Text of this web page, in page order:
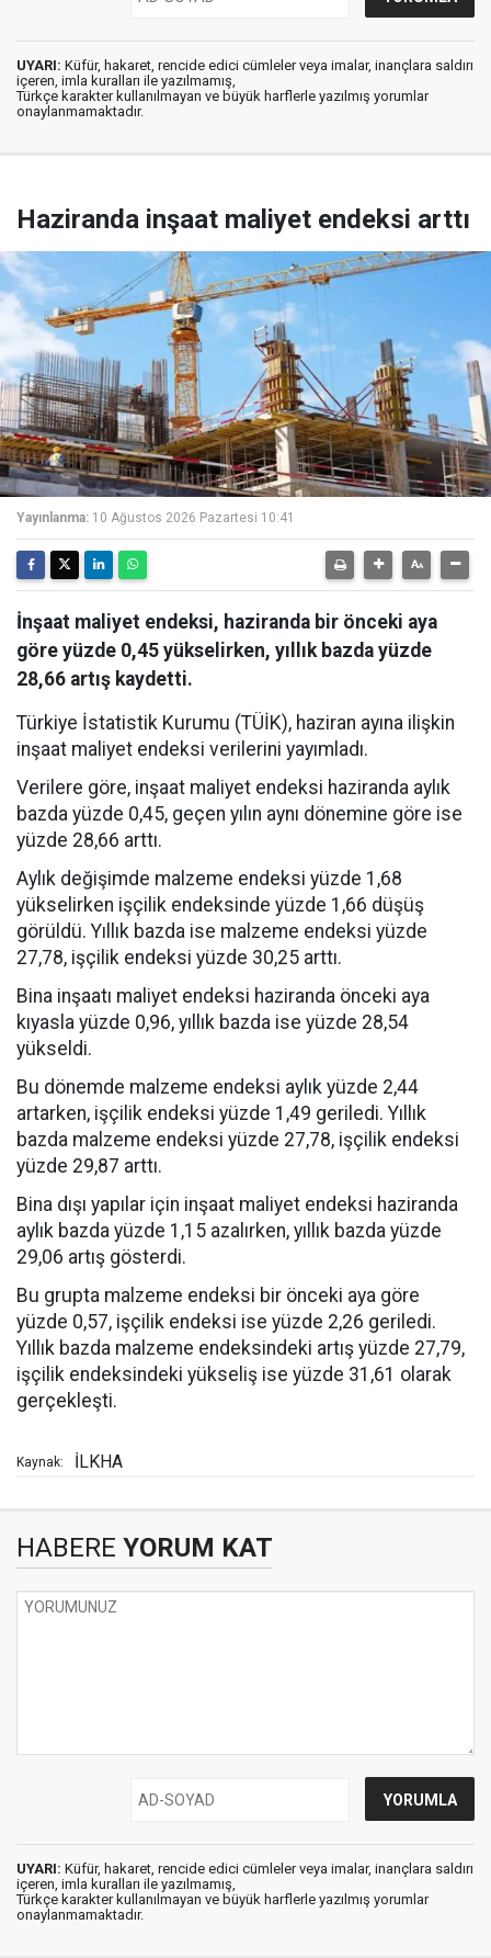
UYARI: Küfür, hakaret, rencide edici cümleler veya imalar, inançlara saldırı
içeren, imla kuralları ile yazılmamış,
Türkçe karakter kullanılmayan ve büyük harflerle yazılmış yorumlar
onaylanmamaktadır.
Haziranda inşaat maliyet endeksi arttı
Yayınlanma: 10 Ağustos 2026 Pazartesi 10:41
İnşaat maliyet endeksi, haziranda bir önceki aya
göre yüzde 0,45 yükselirken, yıllık bazda yüzde
28,66 artış kaydetti.
Türkiye İstatistik Kurumu (TÜİK), haziran ayına ilişkin
inşaat maliyet endeksi verilerini yayımladı.
Verilere göre, inşaat maliyet endeksi haziranda aylık
bazda yüzde 0,45, geçen yılın aynı dönemine göre ise
yüzde 28,66 arttı.
Aylık değişimde malzeme endeksi yüzde 1,68
yükselirken işçilik endeksinde yüzde 1,66 düşüş
görüldü. Yıllık bazda ise malzeme endeksi yüzde
27,78, işçilik endeksi yüzde 30,25 arttı.
Bina inşaatı maliyet endeksi haziranda önceki aya
kıyasla yüzde 0,96, yıllık bazda ise yüzde 28,54
yükseldi.
Bu dönemde malzeme endeksi aylık yüzde 2,44
artarken, işçilik endeksi yüzde 1,49 geriledi. Yıllık
bazda malzeme endeksi yüzde 27,78, işçilik endeksi
yüzde 29,87 arttı.
Bina dışı yapılar için inşaat maliyet endeksi haziranda
aylık bazda yüzde 1,15 azalırken, yıllık bazda yüzde
29,06 artış gösterdi.
Bu grupta malzeme endeksi bir önceki aya göre
yüzde 0,57, işçilik endeksi ise yüzde 2,26 geriledi.
Yıllık bazda malzeme endeksindeki artış yüzde 27,79,
işçilik endeksindeki yükseliş ise yüzde 31,61 olarak
gerçekleşti.
Kaynak: İLKHA
HABERE YORUM KAT
UYARI: Küfür, hakaret, rencide edici cümleler veya imalar, inançlara saldırı
içeren, imla kuralları ile yazılmamış,
Türkçe karakter kullanılmayan ve büyük harflerle yazılmış yorumlar
onaylanmamaktadır.